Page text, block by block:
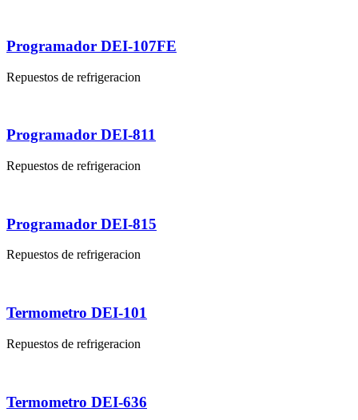
Programador DEI-107FE
Repuestos de refrigeracion
Programador DEI-811
Repuestos de refrigeracion
Programador DEI-815
Repuestos de refrigeracion
Termometro DEI-101
Repuestos de refrigeracion
Termometro DEI-636